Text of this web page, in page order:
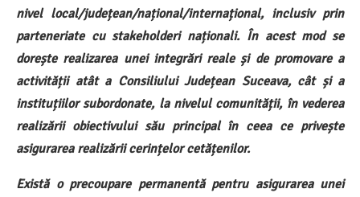
nivel local/județean/național/internațional, inclusiv prin
parteneriate cu stakeholderi naționali. În acest mod se
dorește realizarea unei integrări reale și de promovare a
activității atât a Consiliului Județean Suceava, cât și a
instituțiilor subordonate, la nivelul comunității, în vederea
realizării obiectivului său principal în ceea ce privește
asigurarea realizării cerințelor cetățenilor.
Există o precoupare permanentă pentru asigurarea unei